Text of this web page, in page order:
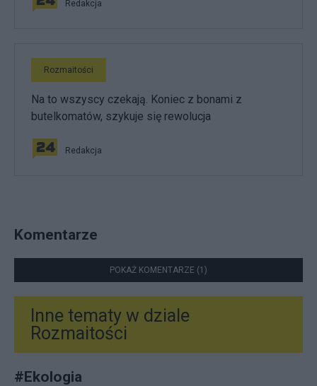
Redakcja
Rozmaitości
Na to wszyscy czekają. Koniec z bonami z
butelkomatów, szykuje się rewolucja
Redakcja
Komentarze
POKAŻ KOMENTARZE (1)
Inne tematy w dziale
Rozmaitości
#Ekologia